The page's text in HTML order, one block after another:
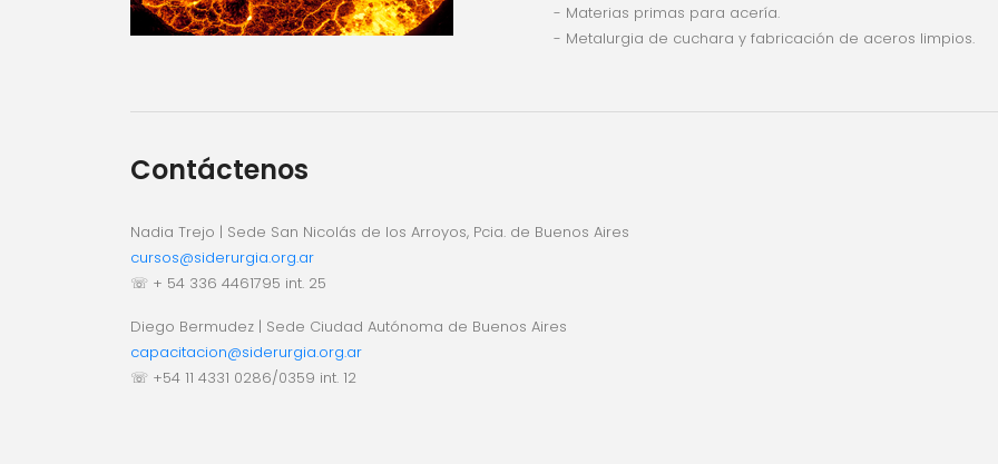
- Materias primas para acería.
- Metalurgia de cuchara y fabricación de aceros limpios.
Contáctenos
Nadia Trejo | Sede San Nicolás de los Arroyos, Pcia. de Buenos Aires
cursos@siderurgia.org.ar
☏ + 54 336 4461795 int. 25
Diego Bermudez | Sede Ciudad Autónoma de Buenos Aires
capacitacion@siderurgia.org.ar
☏ +54 11 4331 0286/0359 int. 12